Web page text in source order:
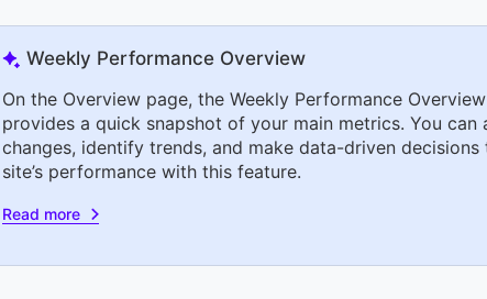
Weekly Performance Overview
On the Overview page, the Weekly Performance
provides a quick snapshot of your main metrics. You can
changes, identify trends, and make data-driven
site’s performance with this feature.
Read more